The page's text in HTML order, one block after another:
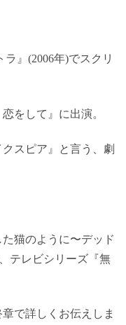
』(2006年)でスクリ
をして』に出演。
スピア』と言う、劇
猫のように〜デッド
テレビシリーズ『無
で詳しくお伝えしま